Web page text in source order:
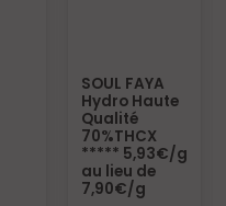
SOUL FAYA
Hydro Haute
Qualité
70%THCX
***** 5,93€/g
au lieu de
7,90€/g